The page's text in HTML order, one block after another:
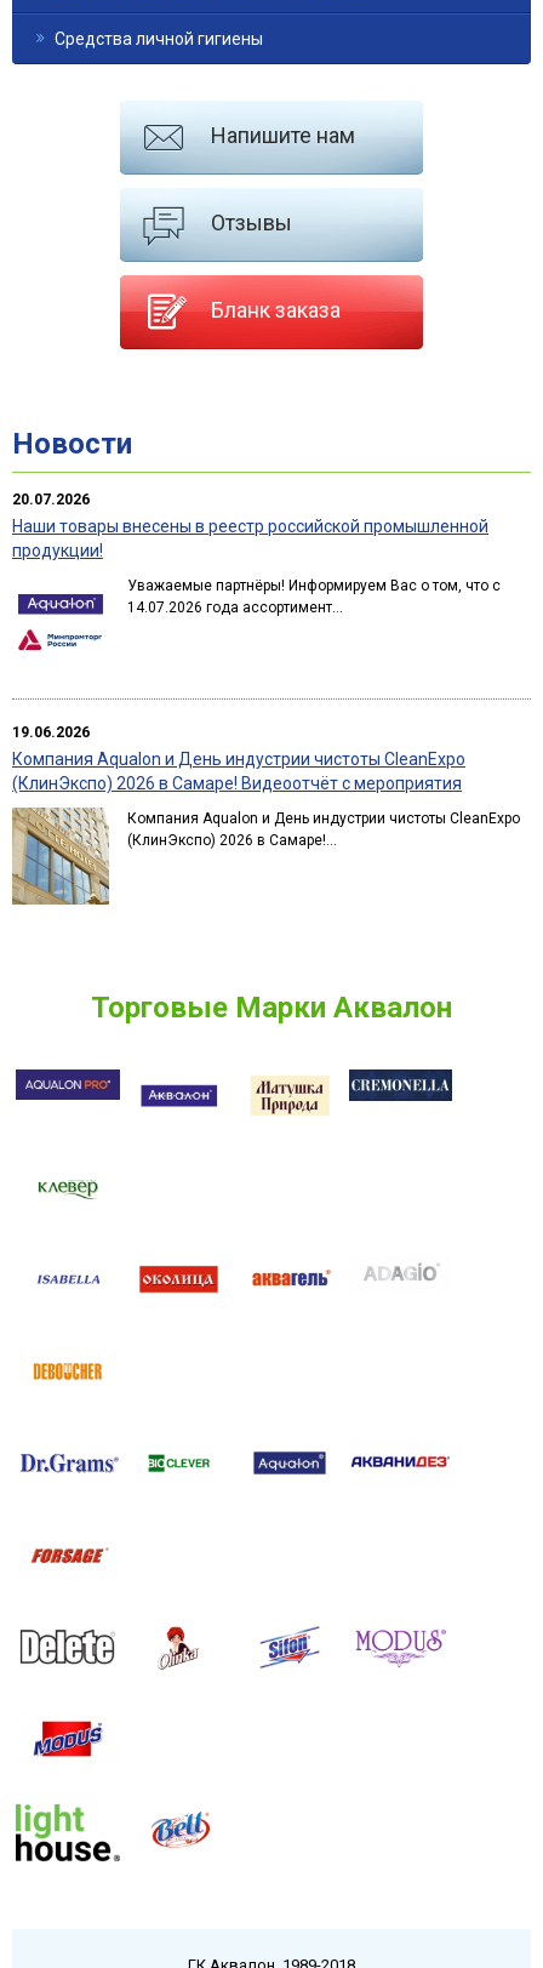
Средства личной гигиены
Напишите нам
Отзывы
Бланк заказа
Новости
20.07.2026
Наши товары внесены в реестр российской промышленной
продукции!
Уважаемые партнёры! Информируем Вас о том, что с
14.07.2026 года ассортимент...
19.06.2026
Компания Aqualon и День индустрии чистоты CleanExpo
(КлинЭкспо) 2026 в Самаре! Видеоотчёт с мероприятия
Компания Aqualon и День индустрии чистоты CleanExpo
(КлинЭкспо) 2026 в Самаре!...
Торговые Марки Аквалон